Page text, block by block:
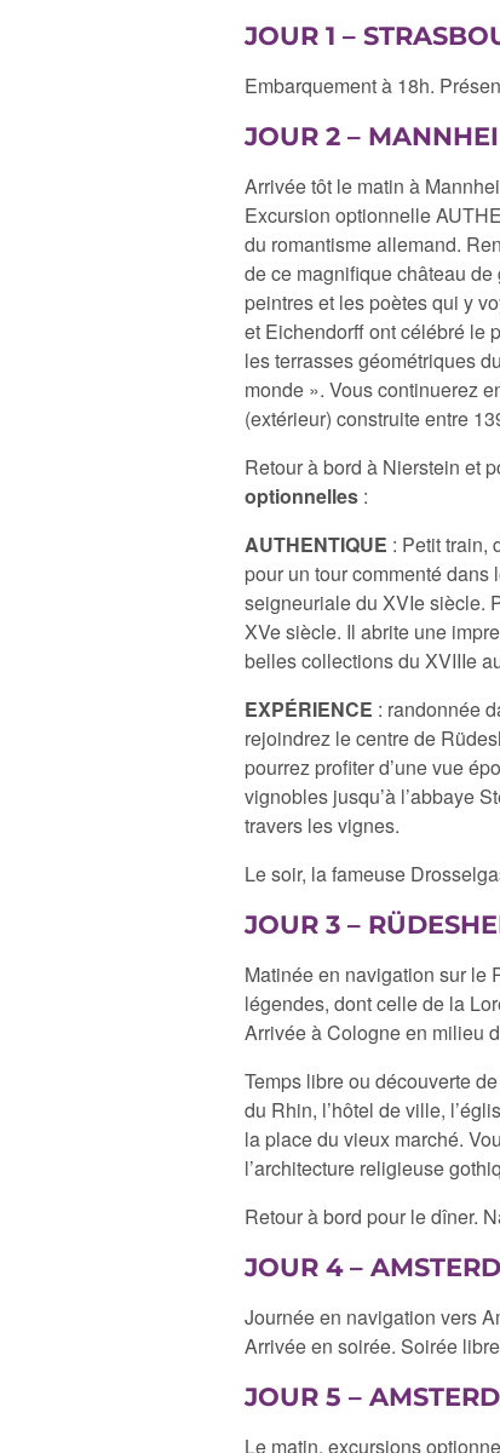
JOUR 1 –
Embarquement à 18h.
JOUR 2 –
Arrivée tôt le matin à
Excursion optionnelle
du romantisme allemand.
de ce magnifique château
peintres et les poètes qui y
et Eichendorff ont célébré le
les terrasses géométriques
monde ». Vous continuerez
(extérieur) construite entre
Retour à bord à Nierstein et
optionnelles :
AUTHENTIQUE : Petit train,
pour un tour commenté
seigneuriale du XVIe siècle.
XVe siècle. Il abrite une
belles collections du XVIIIe
EXPÉRIENCE : randonnée
rejoindrez le centre de
pourrez profiter d’une vue
vignobles jusqu’à l’abbaye
travers les vignes.
Le soir, la fameuse
JOUR 3 –
Matinée en navigation sur le
légendes, dont celle de la
Arrivée à Cologne en milieu
Temps libre ou découverte
du Rhin, l’hôtel de ville,
la place du vieux marché.
l’architecture religieuse
Retour à bord pour le dîner.
JOUR 4 –
Journée en navigation vers
Arrivée en soirée. Soirée libre
JOUR 5 –
Le matin, excursions